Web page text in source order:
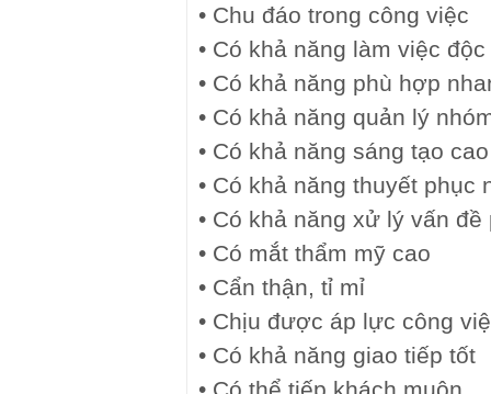
• Chu đáo trong công việc
• Có khả năng làm việc
• Có khả năng phù hợp
• Có khả năng quản lý
• Có khả năng sáng tạo cao
• Có khả năng thuyết phục
• Có khả năng xử lý vấn
• Có mắt thẩm mỹ cao
• Cẩn thận, tỉ mỉ
• Chịu được áp lực công
• Có khả năng giao tiếp tốt
• Có thể tiếp khách muộn